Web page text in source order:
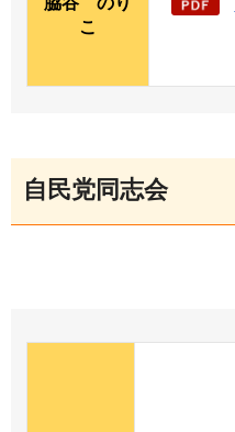
こ
自民党同志会